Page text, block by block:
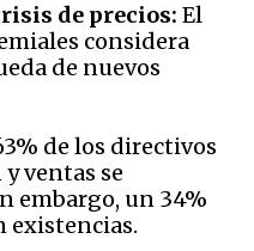
de precios: El
considera
de nuevos
de los directivos
ventas se
embargo, un 34%
existencias.